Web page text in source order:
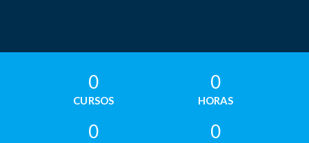
0
CURSOS
0
HORAS
0 0